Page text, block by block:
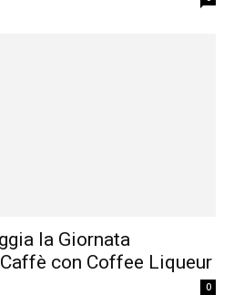
la Giornata
con Coffee Liqueur
0